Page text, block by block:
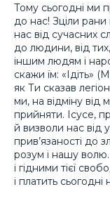
Тому сьогодні ми
до нас! Зціли
нас від сучасних
до людини, від
іншим людям і
скажи їм: «Ідіть»
як Ти сказав
ми, на відміну
прийняти. Ісусе,
й визволи нас від
прив’язаності до
розум і нашу
і гідними тієї
і платить